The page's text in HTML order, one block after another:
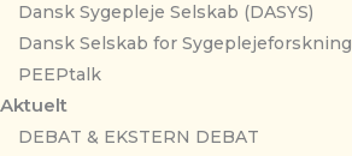
Dansk Sygepleje Selskab (DASYS)
Dansk Selskab for Sygeplejeforskning
PEEPtalk
Aktuelt
DEBAT & EKSTERN DEBAT